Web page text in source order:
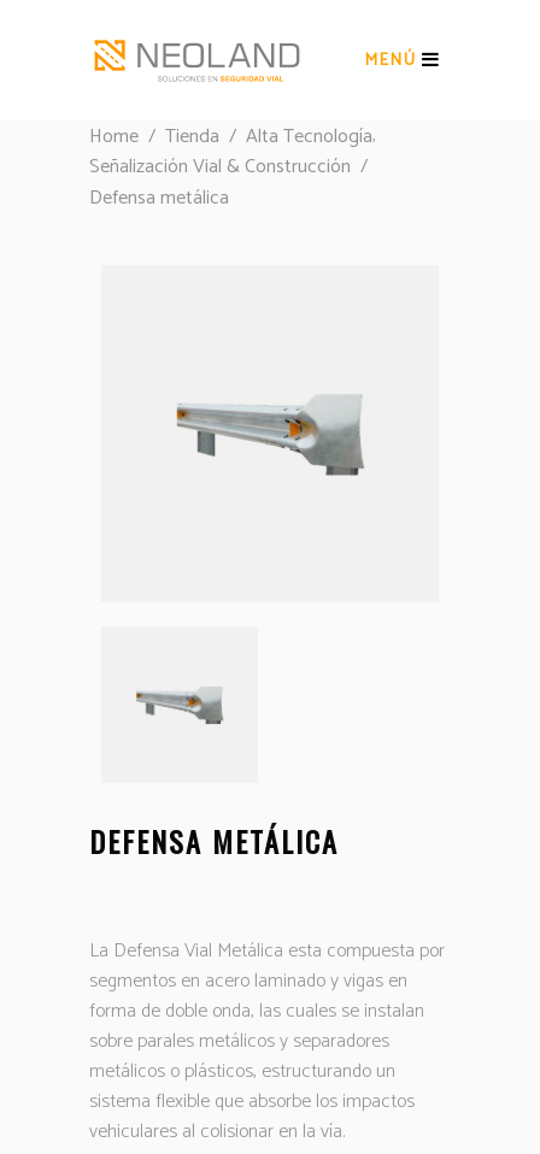
MENÚ
Home / Tienda / Alta Tecnología,
Señalización Vial & Construcción /
Defensa metálica
DEFENSA METÁLICA
La Defensa Vial Metálica esta compuesta por
segmentos en acero laminado y vigas en
forma de doble onda, las cuales se instalan
sobre parales metálicos y separadores
metálicos o plásticos, estructurando un
sistema flexible que absorbe los impactos
vehiculares al colisionar en la vía.